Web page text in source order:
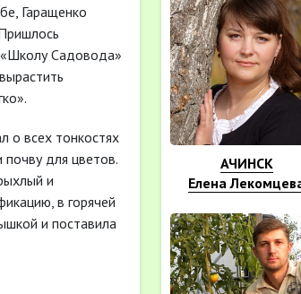
Гаращенко
«Школу Садовода»
о всех тонкостях
для цветов.
и
в горячей
и поставила
АЧИНСК
Елена